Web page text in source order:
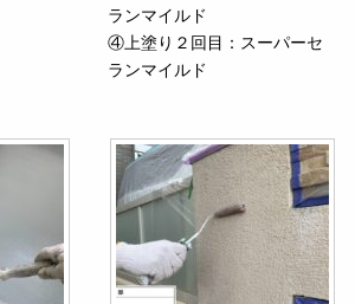
ランマイルド
④上塗り２回目：スーパーセ
ランマイルド